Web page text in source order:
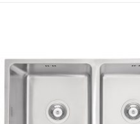
tính đồng nhất của sản
của sản phẩm khi ứng
nhân môi trường làm ảnh
an toàn với sức khỏe của